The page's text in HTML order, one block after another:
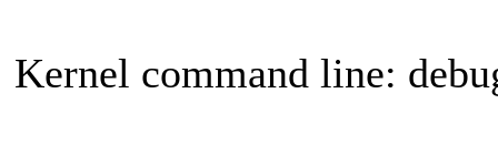
Kernel command line: